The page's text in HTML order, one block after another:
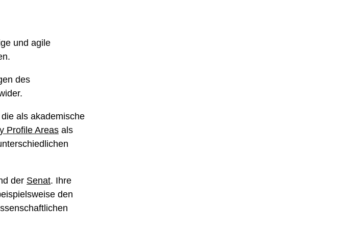
und agile
des
die als akademische
Profile Areas als
der Senat. Ihre
den